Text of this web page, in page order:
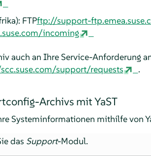
FTPftp://support-
incoming
auch an Ihre Service-Anforderung
support/requests .
Archivs mit YaST
Systeminformationen mithilfe von
das Support-Modul.